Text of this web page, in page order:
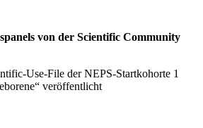
von der Scientific Community